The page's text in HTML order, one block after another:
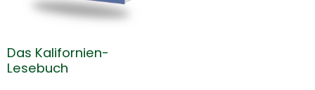
Das Kalifornien-
Lesebuch